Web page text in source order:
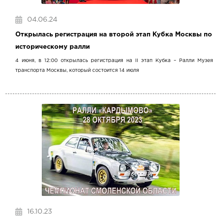
04.06.24
Открылась регистрация на второй этап Кубка Москвы по
историческому ралли
4 июня, в 12:00 открылась регистрация на II этап Кубка – Ралли Музея
транспорта Москвы, который состоится 14 июля
16.10.23